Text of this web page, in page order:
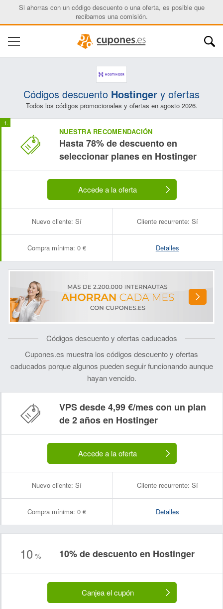
Si ahorras con un código descuento o una oferta, es posible que
recibamos una comisión.
Códigos descuento Hostinger y ofertas
Todos los códigos promocionales y ofertas en agosto 2026.
NUESTRA RECOMENDACIÓN
Hasta 78% de descuento en
seleccionar planes en Hostinger
Accede a la oferta
Nuevo cliente: Sí Cliente recurrente: Sí
Compra mínima: 0 € Detalles
Códigos descuento y ofertas caducados
Cupones.es muestra los códigos descuento y ofertas
caducados porque algunos pueden seguir funcionando aunque
hayan vencido.
VPS desde 4,99 €/mes con un plan
de 2 años en Hostinger
Accede a la oferta
Nuevo cliente: Sí Cliente recurrente: Sí
Compra mínima: 0 € Detalles
10 % 10% de descuento en Hostinger
Canjea el cupón